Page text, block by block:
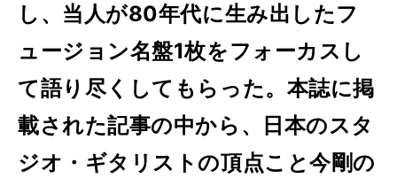
し、当人が80年代に生み出したフ
ュージョン名盤1枚をフォーカスし
て語り尽くしてもらった。本誌に掲
載された記事の中から、日本のスタ
ジオ・ギタリストの頂点こと今剛の